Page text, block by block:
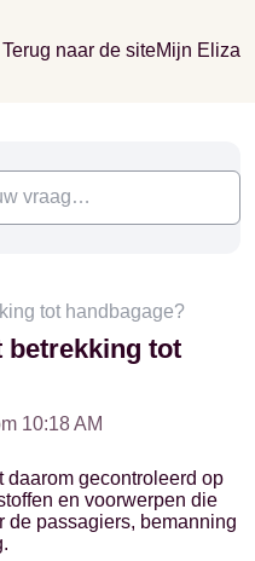
Terug naar de siteMijn Eliza
tot handbagage?
betrekking tot
10:18 AM
gecontroleerd op
en voorwerpen die
de passagiers, bemanning